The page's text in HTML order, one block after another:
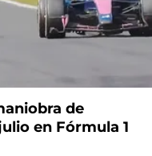
de
en Fórmula 1